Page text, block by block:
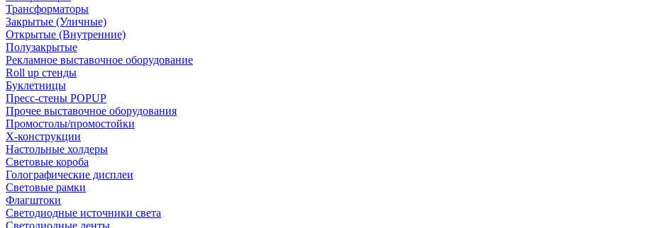
Трансформаторы
Закрытые (Уличные)
Открытые (Внутренние)
Полузакрытые
Рекламное выставочное оборудование
Roll up стенды
Буклетницы
Пресс-стены POPUP
Прочее выставочное оборудования
Промостолы/промостойки
Х-конструкции
Настольные холдеры
Световые короба
Голографические дисплеи
Световые рамки
Флагштоки
Светодиодные источники света
Светодиодные ленты